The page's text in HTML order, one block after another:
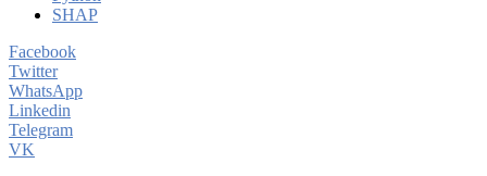
SHAP
Facebook
Twitter
WhatsApp
Linkedin
Telegram
VK